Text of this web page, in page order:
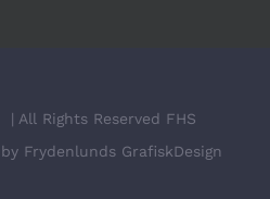
| All Rights Reserved FHS
Frydenlunds GrafiskDesign